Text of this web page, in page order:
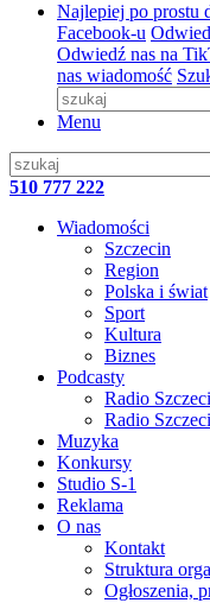
Najlepiej po prostu
Facebook-u
Odwiedź nas na
nas wiadomość
Menu
510 777 222
Wiadomości
Szczecin
Region
Polska i świat
Sport
Kultura
Biznes
Podcasty
Radio
Radio
Muzyka
Konkursy
Studio S-1
Reklama
O nas
Kontakt
Struktura
Ogłoszenia,